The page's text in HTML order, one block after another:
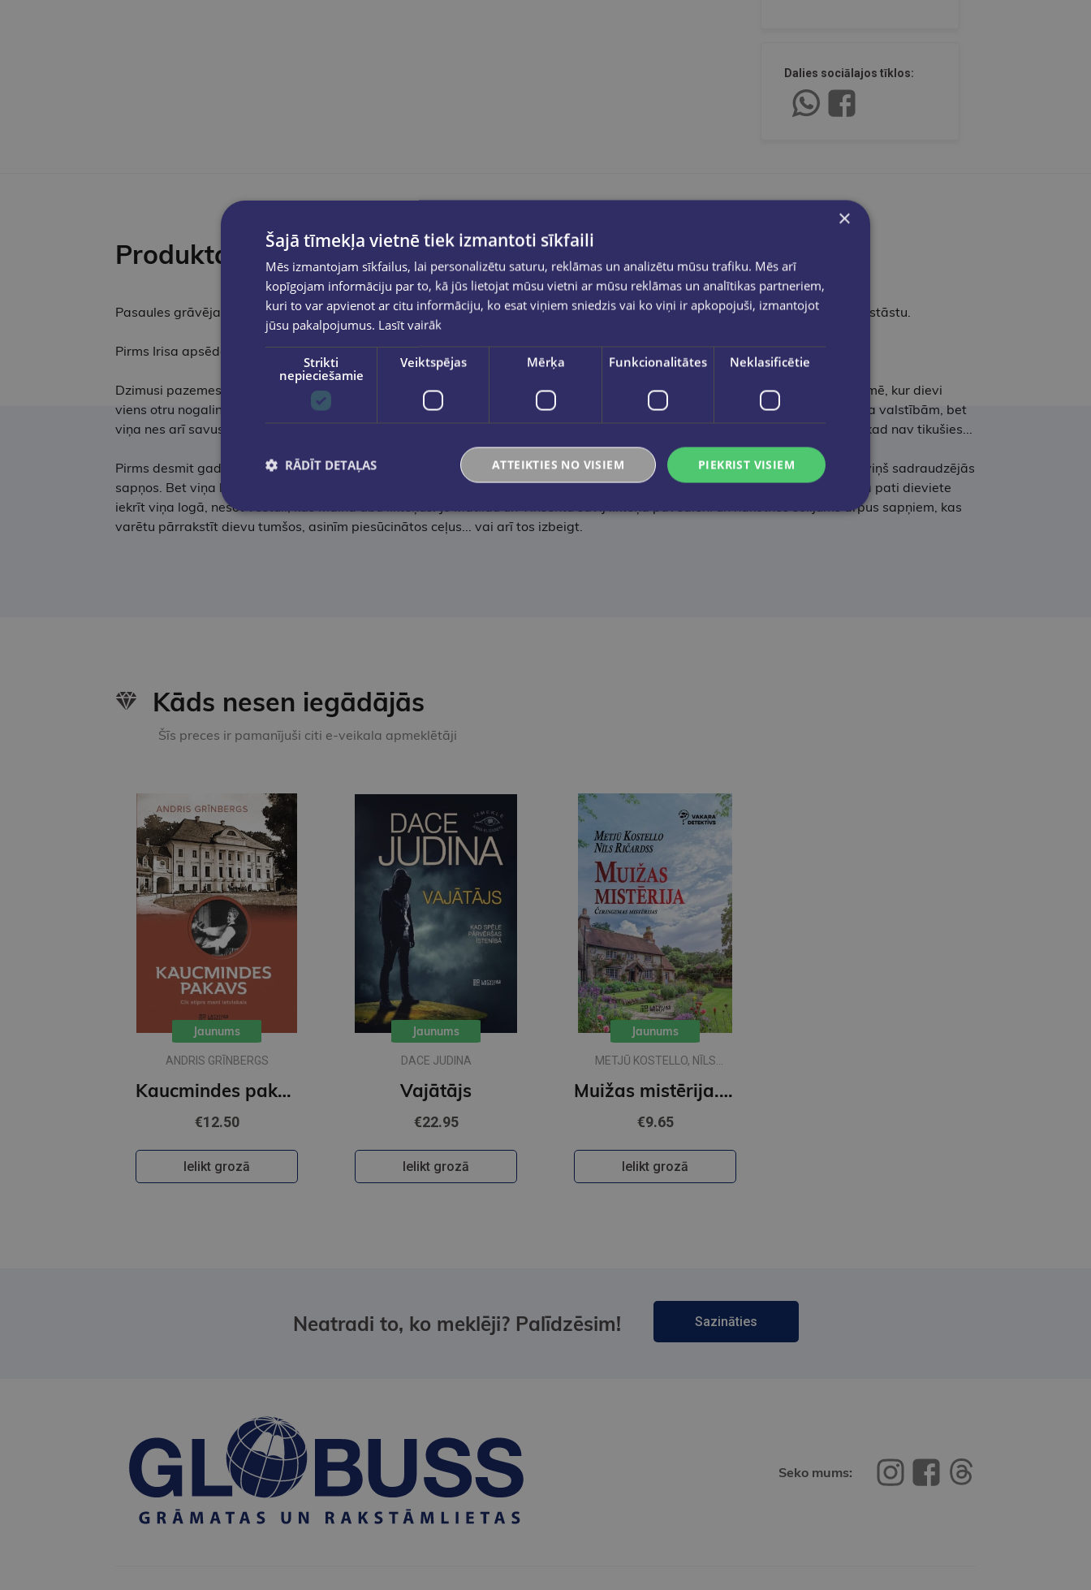
Dalies sociālajos tīklos:
Produkta apraksts
Pasaules grāvēja autore Rebeka Rosa atgriežas starptautiskās sensācijas "Divine Rivals" pasaulē ar savu līdz šim episkāko stāstu.
Pirms Irisa apsēdās pie rakstāmmašīnas un pirms Enva nodziedāja savu dziesmu, jauna dieviete klejoja sapņos...
Dzimusi pazemes ugunīgajā valstībā, Matilda ir jaunākā dieviete savā klanā, apveltīta ar pazemīgu vēstneša maģiju. Bet zemē, kur dievi
viens otru nogalina maģijas dēļ, Matildai jāpieaug ātrāk nekā vairumam citu. Viņa var būt pazīstama ar to, ka nes vēstules pa valstībām, bet
viņa nes arī savus noslēpumus: vienu no tiem nāvējošu, otru - mirstīgu zēnu, kurš par viņu sapņo, neskatoties uz to, ka viņi nekad nav tikušies...
Pirms desmit gadiem Vincents no Beketas rakstīja Matildai savas dzīves tumšākajā naktī, lūdzot palīdzību dievietei, ar kuru viņš sadraudzējās
sapņos. Bet viņa lūgšana palika neatbildēta, uz visiem laikiem nocietinot viņa sirdi pret dieviem. Tas notiek līdz brīdim, kad tā pati dieviete
iekrīt viņa logā, nesot vēstuli, kas maina abu likteņus. Jo Matildu un Vinsentu savij likteņa pavedieni un nākotnes solījums ārpus sapņiem, kas
varētu pārrakstīt dievu tumšos, asinīm piesūcinātos ceļus... vai arī tos izbeigt.
Kāds nesen iegādājās
Šīs preces ir pamanījuši citi e-veikala apmeklētāji
Jaunums
ANDRIS GRĪNBERGS
Kaucmindes pakavs
€12.50
Ielikt grozā
Jaunums
DACE JUDINA
Vajātājs
€22.95
Ielikt grozā
Jaunums
METJŪ KOSTELLO, NĪLS
Muižas mistērija. Vakara detektīvs
€9.65
Ielikt grozā
Neatradi to, ko meklēji? Palīdzēsim! Sazināties
Seko mums:
×
Šajā tīmekļa vietnē tiek izmantoti sīkfaili
Mēs izmantojam sīkfailus, lai personalizētu saturu, reklāmas un analizētu mūsu trafiku. Mēs arī
kopīgojam informāciju par to, kā jūs lietojat mūsu vietni ar mūsu reklāmas un analītikas partneriem,
kuri to var apvienot ar citu informāciju, ko esat viņiem sniedzis vai ko viņi ir apkopojuši, izmantojot
jūsu pakalpojumus. Lasīt vairāk
Strikti
nepieciešamie
Veiktspējas Mērķa Funkcionalitātes Neklasificētie
PIEKRIST VISIEM
ATTEIKTIES NO VISIEM
RĀDĪT DETAĻAS